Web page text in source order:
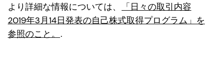
より詳細な情報については、
「日々の取引内容
2019年3月14日発表の自己株式取得プログラム」を
参照のこと。 .